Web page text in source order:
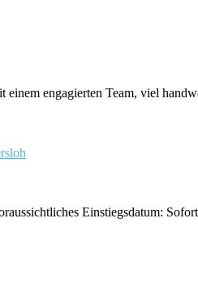
engagierten Team, viel
Einstiegsdatum: